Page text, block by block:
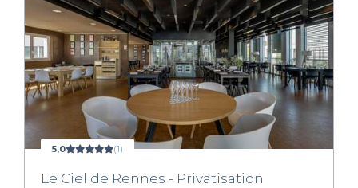
5,0 (1)
Le Ciel de Rennes - Privatisation